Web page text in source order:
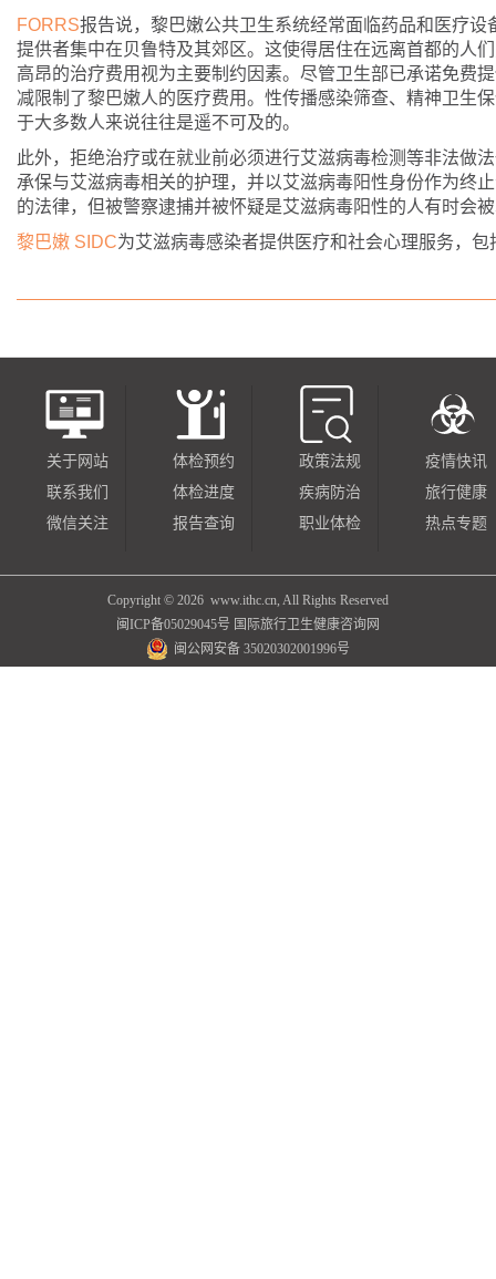
FORRS报告说，黎巴嫩公共卫生系统经常面临药品和医疗
提供者集中在贝鲁特及其郊区。这使得居住在远离首都的人
高昂的治疗费用视为主要制约因素。尽管卫生部已承诺免费
减限制了黎巴嫩人的医疗费用。性传播感染筛查、精神卫生
于大多数人来说往往是遥不可及的。
此外，拒绝治疗或在就业前必须进行艾滋病毒检测等非法做
承保与艾滋病毒相关的护理，并以艾滋病毒阳性身份作为终
的法律，但被警察逮捕并被怀疑是艾滋病毒阳性的人有时会
黎巴嫩 SIDC为艾滋病毒感染者提供医疗和社会心理服务，
关于网站
联系我们
微信关注
体检预约
体检进度
报告查询
政策法规
疾病防治
职业体检
疫情快讯
旅行健康
热点专题
Copyright © 2026 www.ithc.cn, All Rights Reserved
闽ICP备05029045号 国际旅行卫生健康咨询网
闽公网安备 35020302001996号